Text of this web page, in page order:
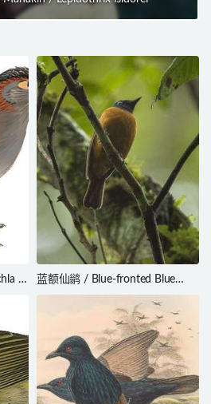
/
蓝额仙鹟 / Blue-fronted Blue
Flycatcher / Cyornis hoevelli